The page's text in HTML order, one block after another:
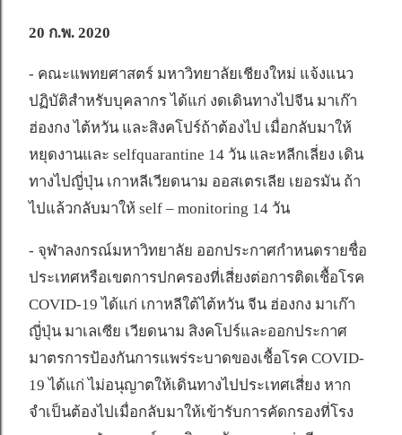
20 ก.พ. 2020
- คณะแพทยศาสตร์ มหาวิทยาลัยเชียงใหม่ แจ้งแนว
ปฏิบัติสำหรับบุคลากร ได้แก่ งดเดินทางไปจีน มาเก๊า
ฮ่องกง ไต้หวัน และสิงคโปร์ถ้าต้องไป เมื่อกลับมาให้
หยุดงานและ selfquarantine 14 วัน และหลีกเลี่ยง เดิน
ทางไปญี่ปุ่น เกาหลีเวียดนาม ออสเตรเลีย เยอรมัน ถ้า
ไปแล้วกลับมาให้ self – monitoring 14 วัน
- จุฬาลงกรณ์มหาวิทยาลัย ออกประกาศกำหนดรายชื่อ
ประเทศหรือเขตการปกครองที่เสี่ยงต่อการติดเชื้อโรค
COVID-19 ได้แก่ เกาหลีใต้ไต้หวัน จีน ฮ่องกง มาเก๊า
ญี่ปุ่น มาเลเซีย เวียดนาม สิงคโปร์และออกประกาศ
มาตรการป้องกันการแพร่ระบาดของเชื้อโรค COVID-
19 ได้แก่ ไม่อนุญาตให้เดินทางไปประเทศเสี่ยง หาก
จำเป็นต้องไปเมื่อกลับมาให้เข้ารับการคัดกรองที่โรง